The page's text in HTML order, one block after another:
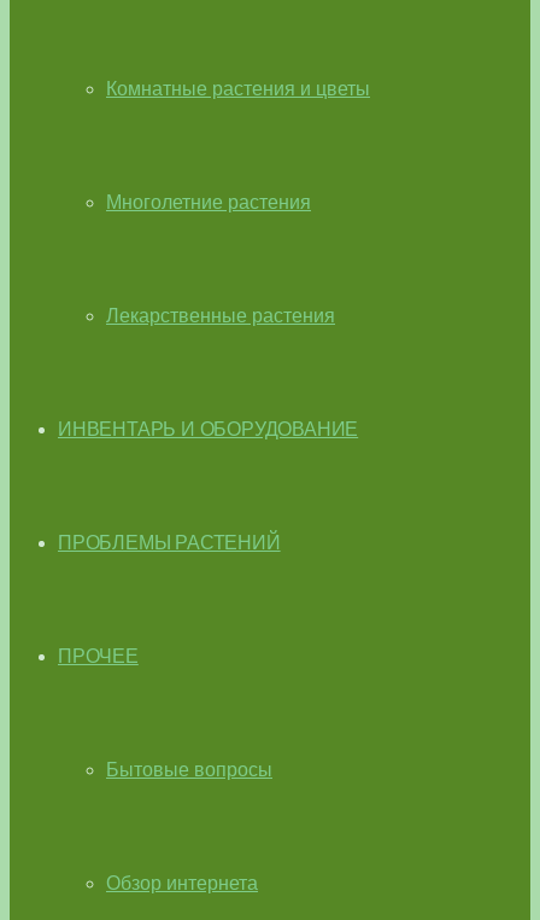
Комнатные растения и цветы
Многолетние растения
Лекарственные растения
ИНВЕНТАРЬ И ОБОРУДОВАНИЕ
ПРОБЛЕМЫ РАСТЕНИЙ
ПРОЧЕЕ
Бытовые вопросы
Обзор интернета